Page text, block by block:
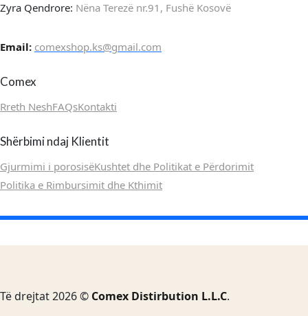
Zyra Qendrore: Nëna Terezë nr.91, Fushë Kosovë
Email: comexshop.ks@gmail.com
Comex
Rreth NeshFAQsKontakti
Shërbimi ndaj Klientit
Gjurmimi i porosisëKushtet dhe Politikat e Përdorimit
Politika e Rimbursimit dhe Kthimit
Të drejtat 2026 © Comex Distirbution L.L.C.